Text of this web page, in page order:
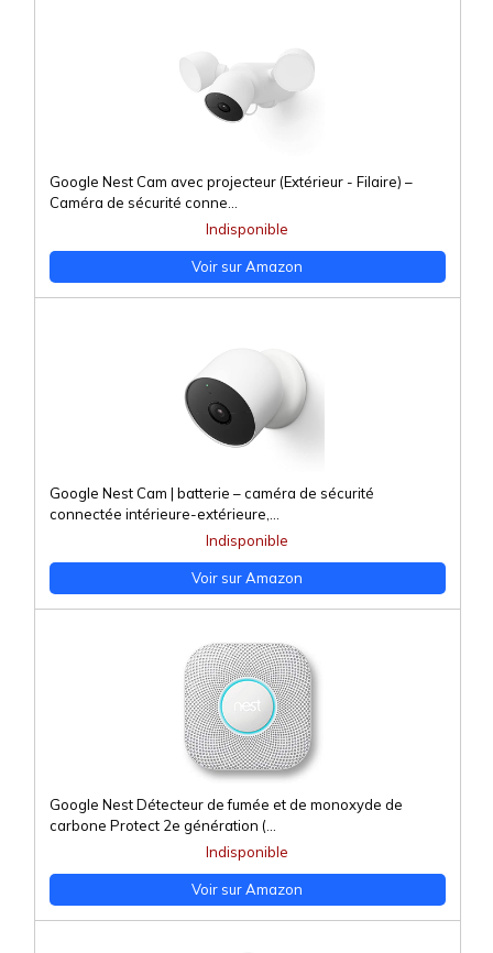
Google Nest Cam avec projecteur (Extérieur - Filaire) –
Caméra de sécurité conne...
Indisponible
Voir sur Amazon
Google Nest Cam | batterie – caméra de sécurité
connectée intérieure-extérieure,...
Indisponible
Voir sur Amazon
Google Nest Détecteur de fumée et de monoxyde de
carbone Protect 2e génération (...
Indisponible
Voir sur Amazon